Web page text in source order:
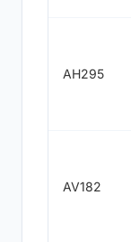
AH295
AV182